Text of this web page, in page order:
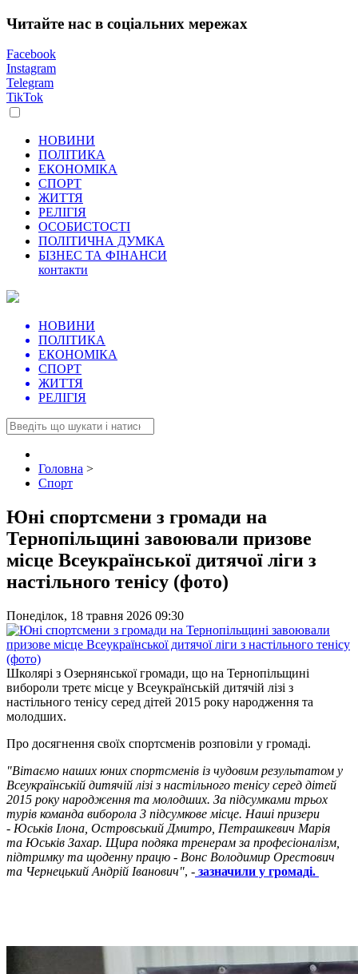
Читайте нас в соціальних мережах
Facebook
Instagram
Telegram
TikTok
НОВИНИ
ПОЛІТИКА
ЕКОНОМІКА
СПОРТ
ЖИТТЯ
РЕЛІГІЯ
ОСОБИСТОСТІ
ПОЛІТИЧНА ДУМКА
БІЗНЕС ТА ФІНАНСИ
контакти
НОВИНИ
ПОЛІТИКА
ЕКОНОМІКА
СПОРТ
ЖИТТЯ
РЕЛІГІЯ
Головна >
Спорт
Юні спортсмени з громади на
Тернопільщині завоювали призове
місце Всеукраїнської дитячої ліги з
настільного тенісу (фото)
Понеділок, 18 травня 2026 09:30
Школярі з Озернянської громади, що на Тернопільщині
вибороли третє місце у Всеукраїнській дитячій лізі з
настільного тенісу серед дітей 2015 року народження та
молодших.
Про досягнення своїх спортсменів розповіли у громаді.
"Вітаємо наших юних спортсменів із чудовим результатом у
Всеукраїнській дитячій лізі з настільного тенісу серед дітей
2015 року народження та молодших. За підсумками трьох
турів команда виборола 3 підсумкове місце. Наші призери
- Юськів Ілона, Островський Дмитро, Петрашкевич Марія
та Юськів Захар. Щира подяка тренерам за професіоналізм,
підтримку та щоденну працю - Вонс Володимир Орестович
та Чернецький Андрій Іванович", - зазначили у громаді.